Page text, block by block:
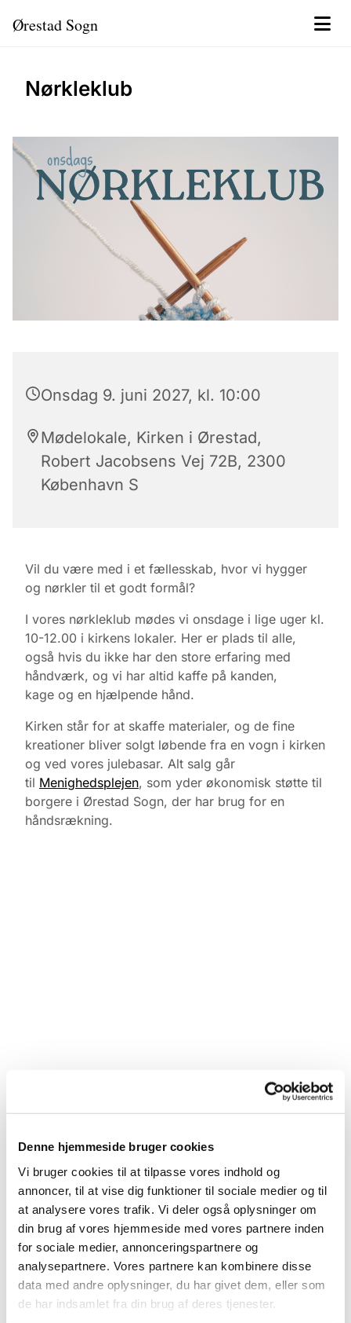
Denne hjemmeside bruger cookies
Vi bruger cookies til at tilpasse vores indhold og
annoncer, til at vise dig funktioner til sociale medier og til
at analysere vores trafik. Vi deler også oplysninger om
din brug af vores hjemmeside med vores partnere inden
for sociale medier, annonceringspartnere og
analysepartnere. Vores partnere kan kombinere disse
data med andre oplysninger, du har givet dem, eller som
de har indsamlet fra din brug af deres tjenester.
Ørestad Sogn
Nørkleklub
Onsdag 9. juni 2027, kl. 10:00
Mødelokale, Kirken i Ørestad,
Robert Jacobsens Vej 72B, 2300
København S
Vil du være med i et fællesskab, hvor vi hygger
og nørkler til et godt formål?
I vores nørkleklub mødes vi onsdage i lige uger kl.
10-12.00 i kirkens lokaler. Her er plads til alle,
også hvis du ikke har den store erfaring med
håndværk, og vi har altid kaffe på kanden,
kage og en hjælpende hånd.
Kirken står for at skaffe materialer, og de fine
kreationer bliver solgt løbende fra en vogn i kirken
og ved vores julebasar. Alt salg går
til Menighedsplejen, som yder økonomisk støtte til
borgere i Ørestad Sogn, der har brug for en
håndsrækning.
Du vil måske også kunne
lide...